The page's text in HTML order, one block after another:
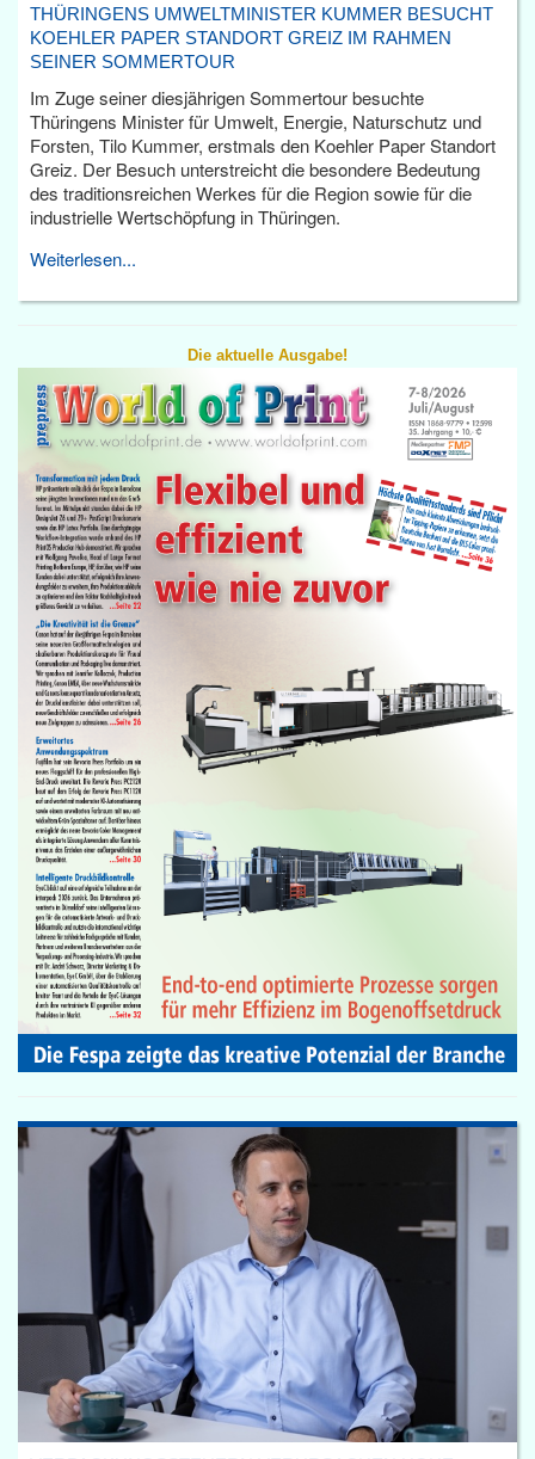
THÜRINGENS UMWELTMINISTER KUMMER BESUCHT
KOEHLER PAPER STANDORT GREIZ IM RAHMEN
SEINER SOMMERTOUR
Im Zuge seiner diesjährigen Sommertour besuchte
Thüringens Minister für Umwelt, Energie, Naturschutz und
Forsten, Tilo Kummer, erstmals den Koehler Paper Standort
Greiz. Der Besuch unterstreicht die besondere Bedeutung
des traditionsreichen Werkes für die Region sowie für die
industrielle Wertschöpfung in Thüringen.
Weiterlesen...
Die aktuelle Ausgabe!